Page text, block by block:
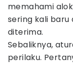
memahami
sering kali
diterima.
Sebaliknya,
perilaku.